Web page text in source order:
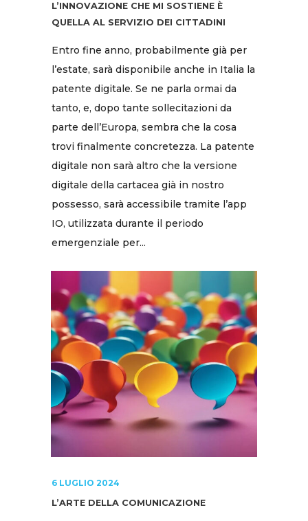
L’INNOVAZIONE CHE MI SOSTIENE È
QUELLA AL SERVIZIO DEI CITTADINI
Entro fine anno, probabilmente già per
l’estate, sarà disponibile anche in Italia la
patente digitale. Se ne parla ormai da
tanto, e, dopo tante sollecitazioni da
parte dell’Europa, sembra che la cosa
trovi finalmente concretezza. La patente
digitale non sarà altro che la versione
digitale della cartacea già in nostro
possesso, sarà accessibile tramite l’app
IO, utilizzata durante il periodo
emergenziale per...
6 LUGLIO 2024
L’ARTE DELLA COMUNICAZIONE